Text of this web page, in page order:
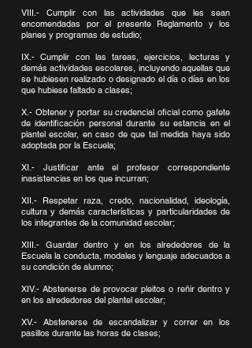
VIII.- Cumplir con las actividades que les sean
encomendadas por el presente Reglamento y los
planes y programas de estudio;
IX.- Cumplir con las tareas, ejercicios, lecturas y
demás actividades escolares, incluyendo aquellas que
se hubiesen realizado o designado el día o días en los
que hubiese faltado a clases;
X.- Obtener y portar su credencial oficial como gafete
de identificación personal durante su estancia en el
plantel escolar, en caso de que tal medida haya sido
adoptada por la Escuela;
XI.- Justificar ante el profesor correspondiente
inasistencias en los que incurran;
XII.- Respetar raza, credo, nacionalidad, ideología,
cultura y demás características y particularidades de
los integrantes de la comunidad escolar;
XIII.- Guardar dentro y en los alrededores de la
Escuela la conducta, modales y lenguaje adecuados a
su condición de alumno;
XIV.- Abstenerse de provocar pleitos o reñir dentro y
en los alrededores del plantel escolar;
XV.- Abstenerse de escandalizar y correr en los
pasillos durante las horas de clases;